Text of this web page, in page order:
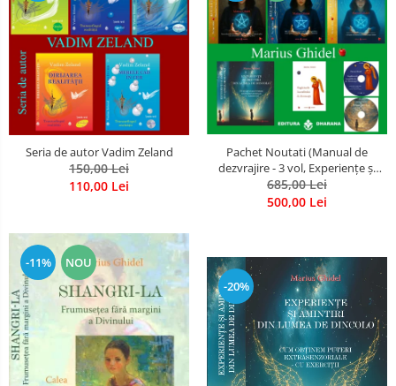
Seria de autor Vadim Zeland
150,00 Lei
110,00 Lei
Pachet Noutati (Manual de
dezvrajire - 3 vol, Experiențe și
amintiri, Rugăciunile
Luceafarului de dimineata) -
685,00 Lei
500,00 Lei
-11% NOU
-20%